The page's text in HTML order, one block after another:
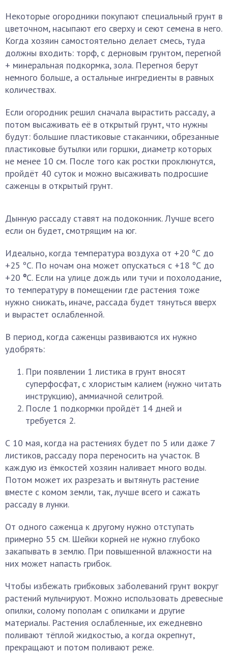
Некоторые огородники покупают специальный грунт в
цветочном, насыпают его сверху и сеют семена в него.
Когда хозяин самостоятельно делает смесь, туда
должны входить: торф, с дерновым грунтом, перегной
+ минеральная подкормка, зола. Перегноя берут
немного больше, а остальные ингредиенты в равных
количествах.
Если огородник решил сначала вырастить рассаду, а
потом высаживать её в открытый грунт, что нужны
будут: большие пластиковые стаканчики, обрезанные
пластиковые бутылки или горшки, диаметр которых
не менее 10 см. После того как ростки проклюнутся,
пройдёт 40 суток и можно высаживать подросшие
саженцы в открытый грунт.
Дынную рассаду ставят на подоконник. Лучше всего
если он будет, смотрящим на юг.
Идеально, когда температура воздуха от +20 ºС до
+25 ºС. По ночам она может опускаться с +18 ºС до
+20 ºС. Если на улице дождь или тучи и похолодание,
то температуру в помещении где растения тоже
нужно снижать, иначе, рассада будет тянуться вверх
и вырастет ослабленной.
В период, когда саженцы развиваются их нужно
удобрять:
При появлении 1 листика в грунт вносят
суперфосфат, с хлористым калием (нужно читать
инструкцию), аммиачной селитрой.
После 1 подкормки пройдёт 14 дней и
требуется 2.
С 10 мая, когда на растениях будет по 5 или даже 7
листиков, рассаду пора переносить на участок. В
каждую из ёмкостей хозяин наливает много воды.
Потом может их разрезать и вытянуть растение
вместе с комом земли, так, лучше всего и сажать
рассаду в лунки.
От одного саженца к другому нужно отступать
примерно 55 см. Шейки корней не нужно глубоко
закапывать в землю. При повышенной влажности на
них может напасть грибок.
Чтобы избежать грибковых заболеваний грунт вокруг
растений мульчируют. Можно использовать древесные
опилки, солому пополам с опилками и другие
материалы. Растения ослабленные, их ежедневно
поливают тёплой жидкостью, а когда окрепнут,
прекращают и потом поливают реже.